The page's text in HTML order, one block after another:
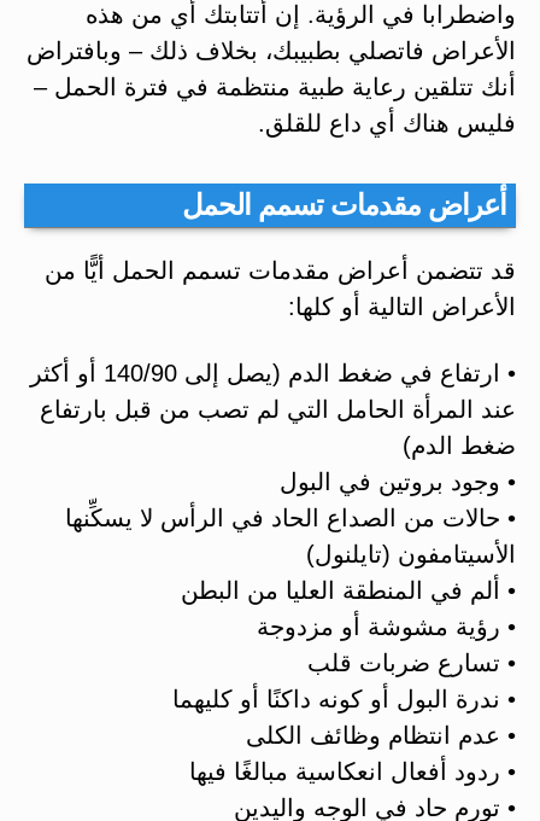
واضطرابا في الرؤية. إن أتتابتك أي من هذه
الأعراض فاتصلي بطبيبك، بخلاف ذلك – وبافتراض
أنك تتلقین رعاية طبية منتظمة في فترة الحمل –
فليس هناك أي داع للقلق.
أعراض مقدمات تسمم الحمل
قد تتضمن أعراض مقدمات تسمم الحمل أيًّا من
الأعراض التالية أو كلها:
• ارتفاع في ضغط الدم (يصل إلى 140/90 أو أكثر
عند المرأة الحامل التي لم تصب من قبل بارتفاع
ضغط الدم)
• وجود بروتين في البول
• حالات من الصداع الحاد في الرأس لا يسكِّنها
الأسيتامفون (تايلنول)
• ألم في المنطقة العليا من البطن
• رؤية مشوشة أو مزدوجة
• تسارع ضربات قلب
• ندرة البول أو كونه داكنًا أو كليهما
• عدم انتظام وظائف الكلى
• ردود أفعال انعكاسية مبالغًا فيها
• تورم حاد في الوجه واليدين